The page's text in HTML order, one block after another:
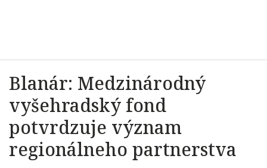
Blanár: Medzinárodný
vyšehradský fond
potvrdzuje význam
regionálneho partnerstva